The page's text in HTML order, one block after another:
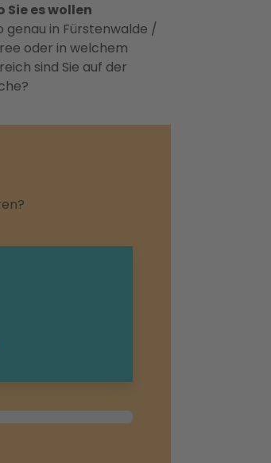
Sie es wollen
genau in Fürstenwalde /
oder in welchem
sind Sie auf der